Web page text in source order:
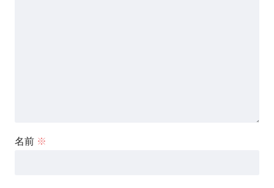
名前 ※